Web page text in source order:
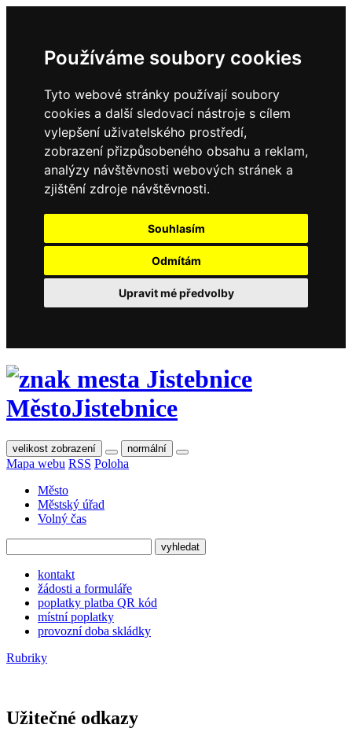
Používáme soubory cookies
Tyto webové stránky používají soubory
cookies a další sledovací nástroje s cílem
vylepšení uživatelského prostředí,
zobrazení přizpůsobeného obsahu a reklam,
analýzy návštěvnosti webových stránek a
zjištění zdroje návštěvnosti.
Souhlasím
Odmítám
Upravit mé předvolby
MěstoJistebnice
velikost zobrazení normální
Mapa webu RSS Poloha
Město
Městský úřad
Volný čas
kontakt
žádosti a formuláře
poplatky platba QR kód
místní poplatky
provozní doba skládky
Rubriky
Užitečné odkazy